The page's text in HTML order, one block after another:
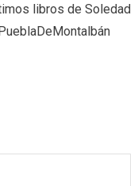
libros de Soledad